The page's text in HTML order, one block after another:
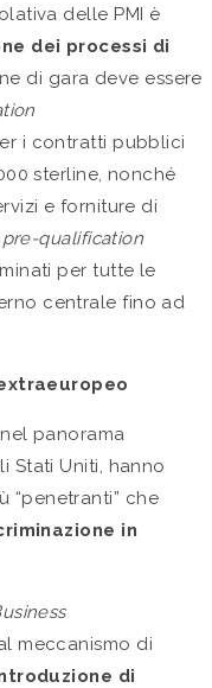
delle PMI è
dei processi di
di gara deve essere
i contratti pubblici
sterline, nonché
e forniture di
pre-qualification
per tutte le
centrale fino ad
panorama
Stati Uniti, hanno
“penetranti” che
in
meccanismo di
di